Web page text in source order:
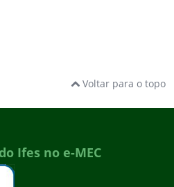
Voltar para o topo
Ifes no e-MEC